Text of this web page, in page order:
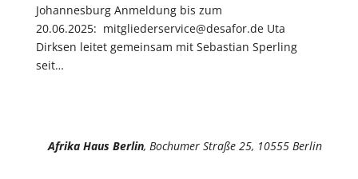
Johannesburg Anmeldung bis zum
20.06.2025: mitgliederservice@desafor.de Uta
Dirksen leitet gemeinsam mit Sebastian Sperling
seit…
Afrika Haus Berlin, Bochumer Straße 25, 10555 Berlin